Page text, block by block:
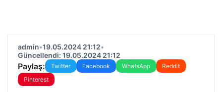
admin•19.05.2024 21:12•
Güncellendi: 19.05.2024 21:12
Paylaş: Twitter Facebook WhatsApp
Reddit
Pinterest